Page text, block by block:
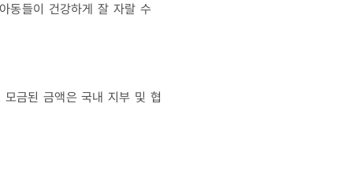
동들이 건강하게 잘 자랄 수
금된 금액은 국내 지부 및 협